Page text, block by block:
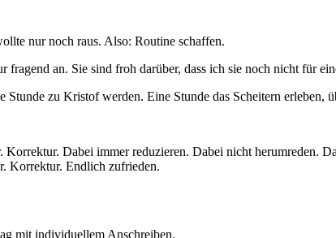
nur noch raus. Also: Routine schaffen.
an. Sie sind froh darüber, dass ich sie noch nicht für
zu Kristof werden. Eine Stunde das Scheitern erleben,
Dabei immer reduzieren. Dabei nicht herumreden.
Korrektur. Endlich zufrieden.
mit individuellem Anschreiben.